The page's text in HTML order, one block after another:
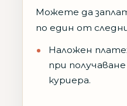
Можете да
по един от
Наложен
при
куриера.